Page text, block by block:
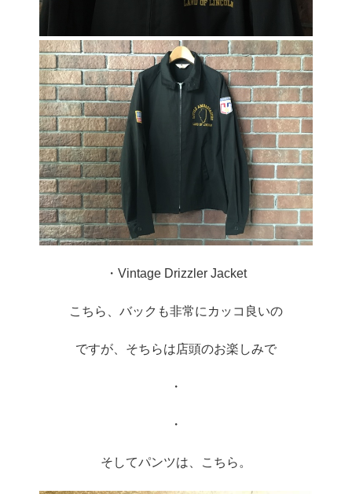
・Vintage Drizzler Jacket
こちら、バックも非常にカッコ良いの
ですが、そちらは店頭のお楽しみで
・
・
そしてパンツは、こちら。